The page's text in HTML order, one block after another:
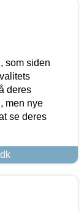
som siden
deres
men nye
se deres